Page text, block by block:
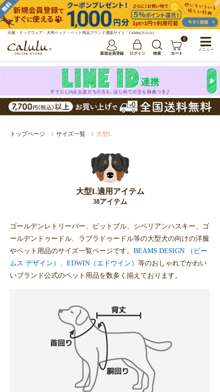
犬服・ドッグウェア・犬用ベッド・ペット用品ブランド通販サイト「Calulu(カルル)」
新規会員登録 ログイン 検索
0
カート
トップページ サイズ一覧 大型L
大型L適用アイテム
38アイテム
ゴールデンレトリーバー、ピットブル、シベリアンハスキー、ゴ
ールデンドゥードル、ラブラドゥードル等の大型犬の向けの洋服
やペット用品のサイズ一覧ページです。 BEAMS DESIGN （ビー
ムス デザイン）
EDWIN（エドウイン） 等のおしゃれでかわい
いブランド公式のペット用品を数多く揃えております。
メニュー